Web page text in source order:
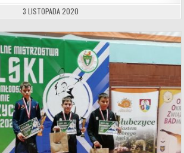
3 LISTOPADA 2020